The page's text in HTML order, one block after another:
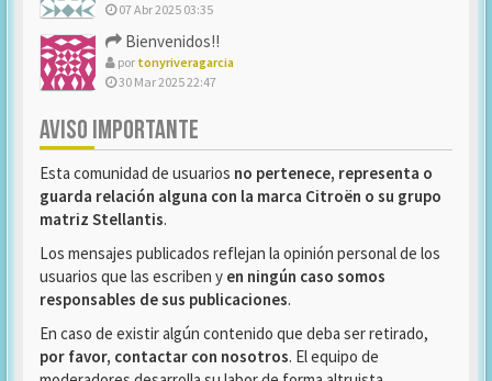
07 Abr 2025 03:35
Bienvenidos!!
por tonyriveragarcia
30 Mar 2025 22:47
AVISO IMPORTANTE
Esta comunidad de usuarios no pertenece, representa o
guarda relación alguna con la marca Citroën o su grupo
matriz Stellantis.
Los mensajes publicados reflejan la opinión personal de los
usuarios que las escriben y en ningún caso somos
responsables de sus publicaciones.
En caso de existir algún contenido que deba ser retirado,
por favor, contactar con nosotros. El equipo de